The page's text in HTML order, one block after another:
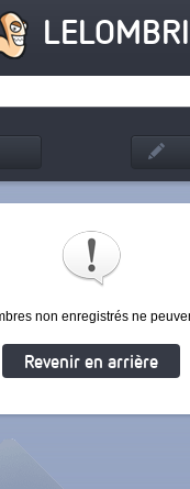
non enregistrés ne
Revenir en arrière